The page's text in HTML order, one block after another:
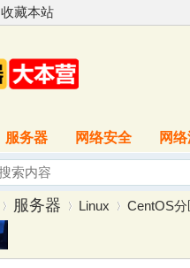
收藏本站
服务器 网络安全 网
服务器 Linux CentOS